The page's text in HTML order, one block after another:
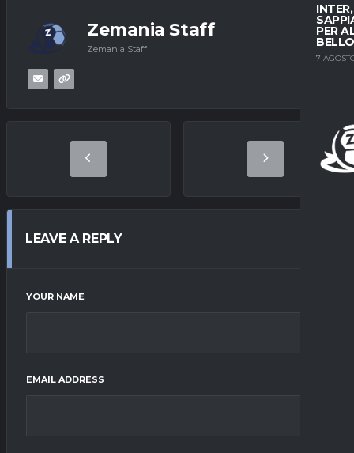
PER
7
Zemania Staff
Zemania Staff
LEAVE A REPLY
YOUR NAME
EMAIL ADDRESS